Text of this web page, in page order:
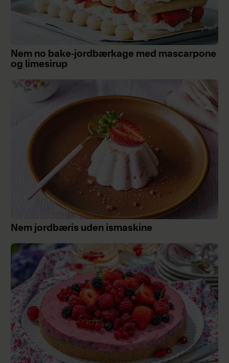
Nem no bake-jordbærkage med mascarpone
og limesirup
Nem jordbæris uden ismaskine